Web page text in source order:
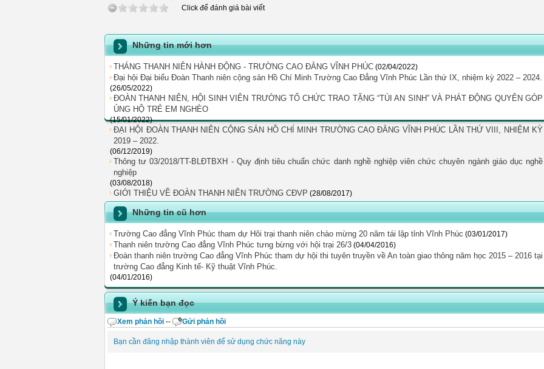
Click để đánh giá bài viết
Những tin mới hơn
THÁNG THANH NIÊN HÀNH ĐỘNG - TRƯỜNG CAO ĐẲNG VĨNH PHÚC (02/04/2022)
Đại hội Đại biểu Đoàn Thanh niên cộng sản Hồ Chí Minh Trường Cao Đẳng Vĩnh Phúc Lần thứ IX, nhiệm kỳ 2022 – 2024.
(26/05/2022)
ĐOÀN THANH NIÊN, HỘI SINH VIÊN TRƯỜNG TỔ CHỨC TRAO TẶNG “TÚI AN SINH” VÀ PHÁT ĐỘNG QUYÊN GÓP
ỦNG HỘ TRẺ EM NGHÈO
(15/01/2022)
ĐẠI HỘI ĐOÀN THANH NIÊN CỘNG SẢN HỒ CHÍ MINH TRƯỜNG CAO ĐẲNG VĨNH PHÚC LẦN THỨ VIII, NHIỆM KỲ
2019 – 2022.
(06/12/2019)
Thông tư 03/2018/TT-BLĐTBXH - Quy định tiêu chuẩn chức danh nghề nghiệp viên chức chuyên ngành giáo dục nghề
nghiệp
(03/08/2018)
GIỚI THIỆU VỀ ĐOÀN THANH NIÊN TRƯỜNG CĐVP (28/08/2017)
Những tin cũ hơn
Trường Cao đẳng Vĩnh Phúc tham dự Hôi trại thanh niên chào mừng 20 năm tái lập tỉnh Vĩnh Phúc (03/01/2017)
Thanh niên trường Cao đẳng Vĩnh Phúc tưng bừng với hội trại 26/3 (04/04/2016)
Đoàn thanh niên trường Cao đẳng Vĩnh Phúc tham dự hội thi tuyên truyền về An toàn giao thông năm học 2015 – 2016 tại
trường Cao đẳng Kinh tế- Kỹ thuật Vĩnh Phúc.
(04/01/2016)
Ý kiến bạn đọc
Xem phản hồi -- Gửi phản hồi
Bạn cần đăng nhập thành viên để sử dụng chức năng này